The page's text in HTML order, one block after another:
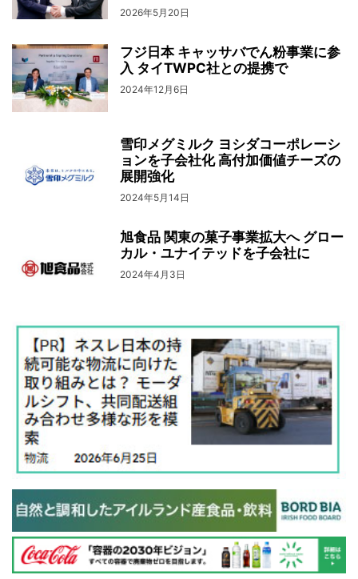
2026年5月20日
フジ日本 キャッサバでん粉事業に参
入 タイTWPC社との提携で
2024年12月6日
雪印メグミルク ヨシダコーポレーシ
ョンを子会社化 高付加価値チーズの
展開強化
2024年5月14日
旭食品 関東の菓子事業拡大へ グロー
カル・ユナイテッドを子会社に
2024年4月3日